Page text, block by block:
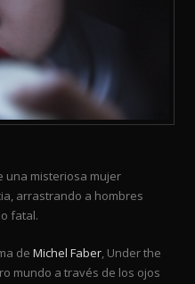
una misteriosa mujer
arrastrando a hombres
fatal.
de Michel Faber, Under the
mundo a través de los ojos